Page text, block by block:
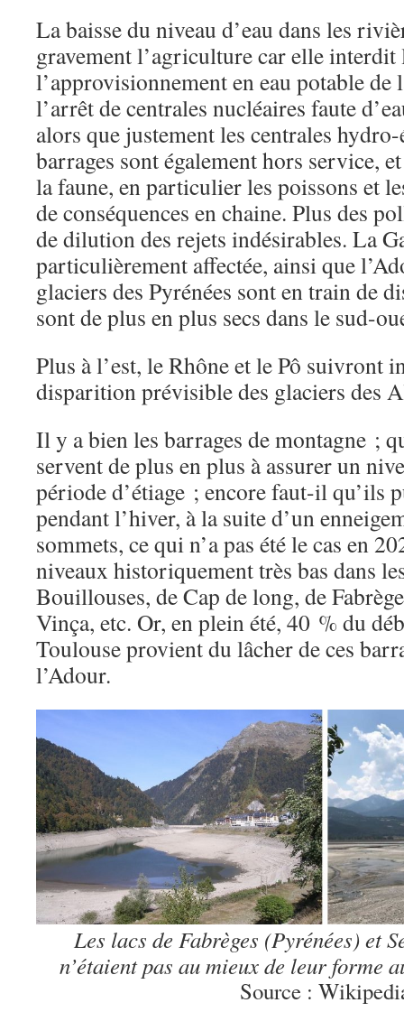
La baisse du niveau d’eau dans les
gravement l’agriculture car elle
l’approvisionnement en eau potable
l’arrêt de centrales nucléaires faute
alors que justement les centrales
barrages sont également hors service,
la faune, en particulier les poissons et
de conséquences en chaine. Plus des
de dilution des rejets indésirables. La
particulièrement affectée, ainsi que
glaciers des Pyrénées sont en train de
sont de plus en plus secs dans le sud-
Plus à l’est, le Rhône et le Pô suivront
disparition prévisible des glaciers des
Il y a bien les barrages de montagne ;
servent de plus en plus à assurer un
période d’étiage ; encore faut-il qu’ils
pendant l’hiver, à la suite d’un
sommets, ce qui n’a pas été le cas en
niveaux historiquement très bas dans
Bouillouses, de Cap de long, de
Vinça, etc. Or, en plein été, 40 % du
Toulouse provient du lâcher de ces
l’Adour.
Les lacs de Fabrèges (Pyrénées) et
n’étaient pas au mieux de leur forme
Source :